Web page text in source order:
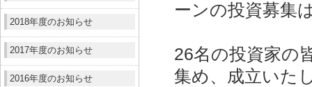
2018年度のお知らせ
2017年度のお知らせ
2016年度のお知らせ
ーンの投資募集
26名の投資家の
集め、成立いた